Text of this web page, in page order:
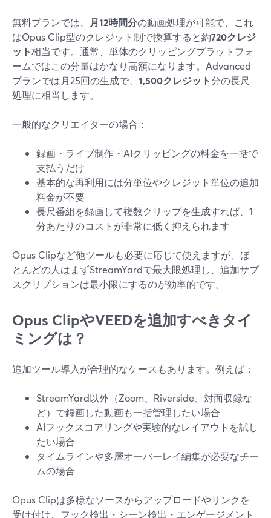
無料プランでは、 月12時間分の動画処理が可能で、これ
はOpus Clip型のクレジット制で換算すると約720クレジ
ット相当です。通常、単体のクリッピングプラットフォ
ームではこの分量はかなり高額になります。Advanced
プランでは月25回の生成で、 1,500クレジット分の長尺
処理に相当します。
一般的なクリエイターの場合：
録画・ライブ制作・AIクリッピングの料金を一括で
支払うだけ
基本的な再利用には分単位やクレジット単位の追加
料金が不要
長尺番組を録画して複数クリップを生成すれば、1
分あたりのコストが非常に低く抑えられます
Opus Clipなど他ツールも必要に応じて使えますが、ほ
とんどの人はまずStreamYardで最大限処理し、追加サブ
スクリプションは最小限にするのが効率的です。
Opus ClipやVEEDを追加すべきタイ
ミングは？
追加ツール導入が合理的なケースもあります。例えば：
StreamYard以外（Zoom、Riverside、対面収録な
ど）で録画した動画も一括管理したい場合
AIフックスコアリングや実験的なレイアウトを試し
たい場合
タイムラインや多層オーバーレイ編集が必要なチー
ムの場合
Opus Clipは多様なソースからアップロードやリンクを
受け付け、フック検出・シーン検出・エンゲージメント